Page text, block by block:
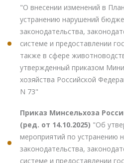
"О внесении изменений в
устранению нарушений
законодательства,
системе и предоставлении
также в сфере
утвержденный приказом
хозяйства Российской
N 73"
Приказ Минсельхоза
(ред. от 14.10.2025) "Об
мероприятий по устранению
законодательства,
системе и предоставлении